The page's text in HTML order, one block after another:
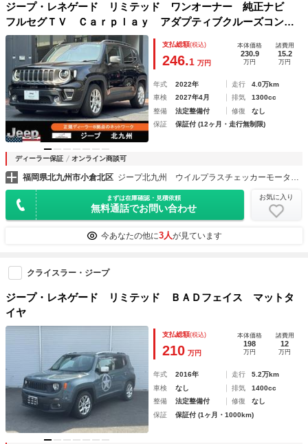
ジープ・レネゲード リミテッド ワンオーナー 純正ナビ
フルセグＴＶ Ｃａｒｐｌａｙ アダプティブクルーズコント
ロール 黒革シート シートヒーター パワーシート ＥＴ
Ｃ バックカメラ ＬＥＤ ドライブレコーダー スマートキ
ー
支払総額(税込)
246.1 万円
本体価格
230.9
万円
諸費用
15.2
万円
年式 2022年 走行
4.0万km
車検
2027年4月 排気
1300cc
整備
法定整備付 修復
なし
保証
保証付 (12ヶ月・走行無制限)
ディーラー保証 オンライン商談可
福岡県北九州市小倉北区 ジープ北九州 ウイルプラスチェッカーモータース（株）
まずは在庫確認・見積依頼
無料通話でお問い合わせ
お気に入り
今あなたの他に3人が見ています
クライスラー・ジープ
ジープ・レネゲード リミテッド ＢＡＤフェイス マットタ
イヤ
支払総額(税込)
210 万円
本体価格
198
万円
諸費用
12
万円
年式 2016年 走行
5.2万km
車検
なし 排気
1400cc
整備
法定整備付 修復
なし
保証
保証付 (1ヶ月・1000km)